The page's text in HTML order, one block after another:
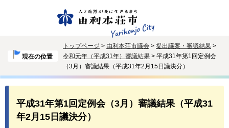
現在の位置
トップページ > 由利本荘市議会 > 提出議案・審議結果 >
令和元年（平成31年）審議結果 > 平成31年第1回定例会
（3月）審議結果（平成31年2月15日議決分）
平成31年第1回定例会（3月）審議結果（平成31
年2月15日議決分）